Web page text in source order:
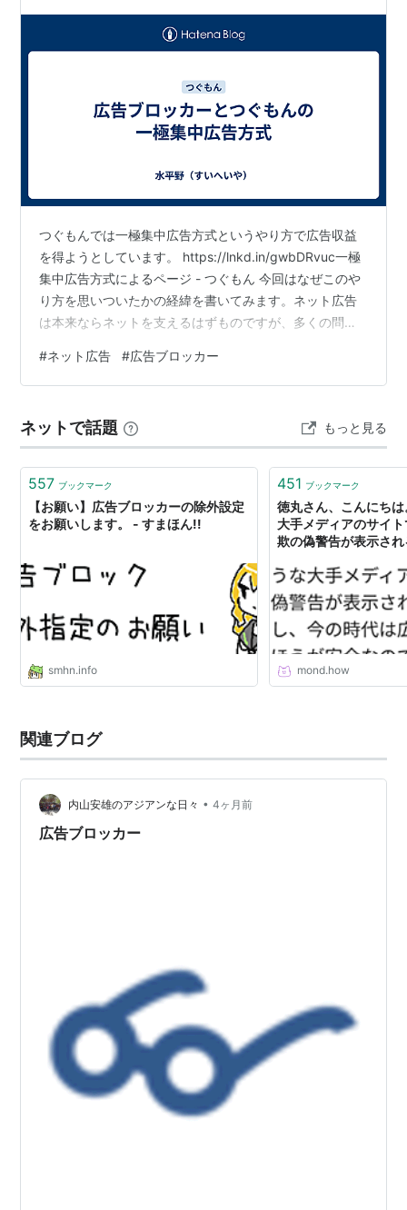
つぐもんでは一極集中広告方式というやり方で広告収益
を得ようとしています。 https://lnkd.in/gwbDRvuc一極
集中広告方式によるページ - つぐもん 今回はなぜこのや
り方を思いついたかの経緯を書いてみます。ネット広告
は本来ならネットを支えるはずものですが、多くの問題
が開発されましたが、一方で2009年には広告ブロッカー
のAdBlockも誕生し、普及し始めました。ネット広告は
告掲載媒体それぞれに利益になることを期待されていた
はずです。 にもかかわらず、ほとんどの人にはあま…
#ネット広告 #広告ブロッカー
ネットで話題 もっと見る
557 ブックマーク
【お願い】広告ブロッカーの除外設定
をお願いします。 - すまほん!!
smhn.info
451 ブックマーク
徳丸さん、こんにち
大手メディアのサイ
欺の偽警告が表示さ
ッカーが必須と考え
でしょうか？ | mond
mond.how
関連ブログ
内山安雄のアジアンな日々 • 4ヶ月前
広告ブロッカー